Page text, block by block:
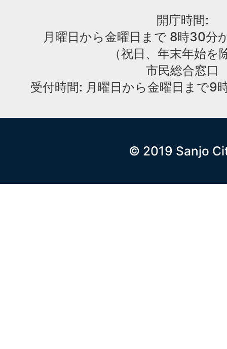
開庁時間:
月曜日から金曜日まで 8時30分
（祝日、年末年始を
市民総合窓口
受付時間: 月曜日から金曜日まで9
© 2019 Sanjo